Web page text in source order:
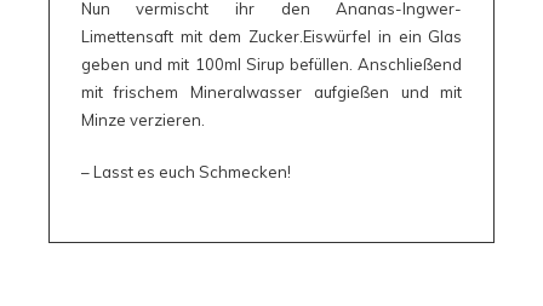
Nun vermischt ihr den Ananas-Ingwer-
Limettensaft mit dem Zucker.Eiswürfel in ein Glas
geben und mit 100ml Sirup befüllen. Anschließend
mit frischem Mineralwasser aufgießen und mit
Minze verzieren.
– Lasst es euch Schmecken!